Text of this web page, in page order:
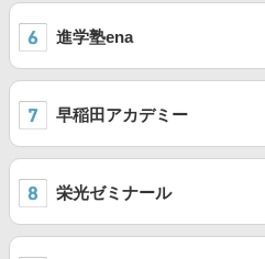
進学塾ena
早稲田アカデミー
栄光ゼミナール